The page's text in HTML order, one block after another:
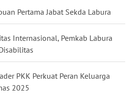
Pertama Jabat Sekda Labura
Internasional, Pemkab Labura
PKK Perkuat Peran Keluarga
2025